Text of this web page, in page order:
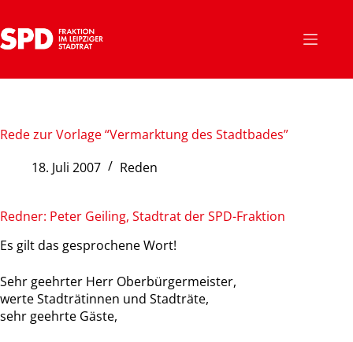
Inhalt
springen
Rede zur Vorlage “Vermarktung des Stadtbades”
18. Juli 2007
Reden
Redner: Peter Geiling, Stadtrat der SPD-Fraktion
Es gilt das gesprochene Wort!
Sehr geehrter Herr Oberbürgermeister,
werte Stadträtinnen und Stadträte,
sehr geehrte Gäste,